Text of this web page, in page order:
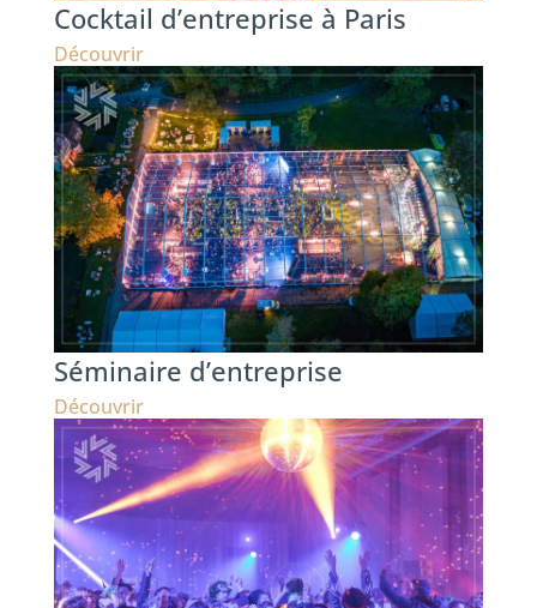
Cocktail d’entreprise à Paris
Découvrir
Séminaire d’entreprise
Découvrir